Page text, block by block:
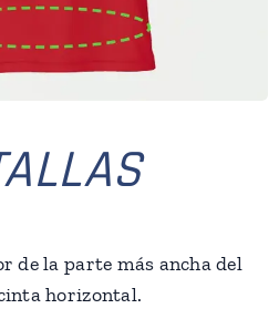
de la parte más ancha del
horizontal.